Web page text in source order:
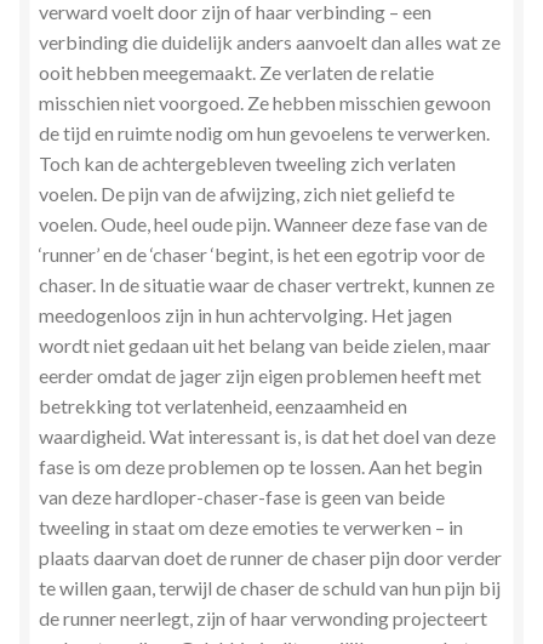
verward voelt door zijn of haar verbinding – een
verbinding die duidelijk anders aanvoelt dan alles wat ze
ooit hebben meegemaakt. Ze verlaten de relatie
misschien niet voorgoed. Ze hebben misschien gewoon
de tijd en ruimte nodig om hun gevoelens te verwerken.
Toch kan de achtergebleven tweeling zich verlaten
voelen. De pijn van de afwijzing, zich niet geliefd te
voelen. Oude, heel oude pijn. Wanneer deze fase van de
‘runner’ en de ‘chaser ‘begint, is het een egotrip voor de
chaser. In de situatie waar de chaser vertrekt, kunnen ze
meedogenloos zijn in hun achtervolging. Het jagen
wordt niet gedaan uit het belang van beide zielen, maar
eerder omdat de jager zijn eigen problemen heeft met
betrekking tot verlatenheid, eenzaamheid en
waardigheid. Wat interessant is, is dat het doel van deze
fase is om deze problemen op te lossen. Aan het begin
van deze hardloper-chaser-fase is geen van beide
tweeling in staat om deze emoties te verwerken – in
plaats daarvan doet de runner de chaser pijn door verder
te willen gaan, terwijl de chaser de schuld van hun pijn bij
de runner neerlegt, zijn of haar verwonding projecteert